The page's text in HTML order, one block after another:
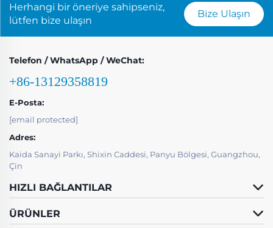
Herhangi bir öneriye sahipseniz,
lütfen bize ulaşın
Bize Ulaşın
Telefon / WhatsApp / WeChat:
+86-13129358819
E-Posta:
[email protected]
Adres:
Kaida Sanayi Parkı, Shixin Caddesi, Panyu Bölgesi, Guangzhou,
Çin
HIZLI BAĞLANTILAR
ÜRÜNLER